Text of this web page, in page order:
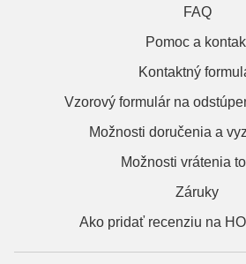
FAQ
Pomoc a
Kontaktný
Vzorový formulár na
Možnosti doručenia a
Možnosti vrátenia
Záruky
Ako pridať recenziu na